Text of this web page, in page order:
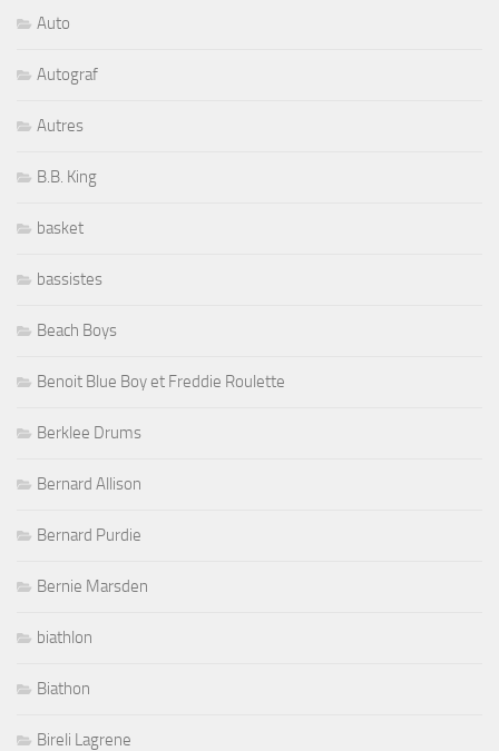
Auto
Autograf
Autres
B.B. King
basket
bassistes
Beach Boys
Benoit Blue Boy et Freddie Roulette
Berklee Drums
Bernard Allison
Bernard Purdie
Bernie Marsden
biathlon
Biathon
Bireli Lagrene